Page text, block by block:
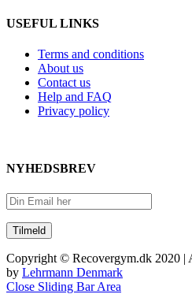
USEFUL LINKS
Terms and conditions
About us
Contact us
Help and FAQ
Privacy policy
NYHEDSBREV
Copyright © Recovergym.dk 2020 |
by Lehrmann Denmark
Close Sliding Bar Area